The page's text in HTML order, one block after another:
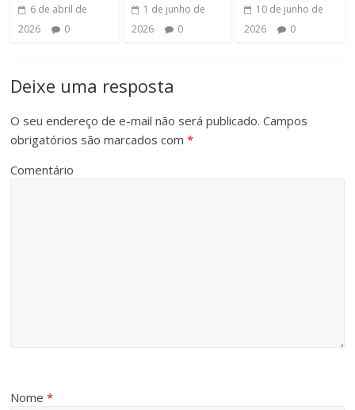
6 de abril de
2026
0
1 de junho de
2026
0
10 de junho de
2026
0
Deixe uma resposta
O seu endereço de e-mail não será publicado. Campos
obrigatórios são marcados com*
Comentário
Nome*